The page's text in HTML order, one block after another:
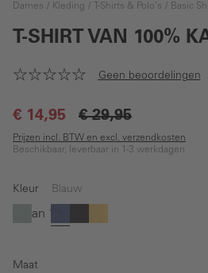
Dames Kleding T-Shirts & Polo's Basic
T-SHIRT VAN 100%
Geen beoordelingen
€ 14,95 € 29,95
Prijzen incl. BTW en excl. verzendkosten
Beschikbaar, leverbaar in 1-3 werkdagen
Kleur Blauw
Groen
WitBlauw
ZwartGeel
Maat